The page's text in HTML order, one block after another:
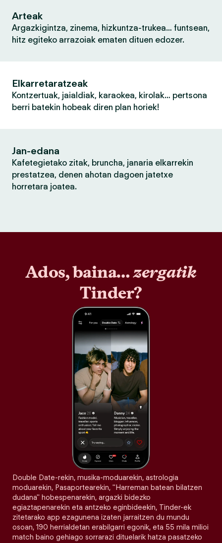
Arteak
Argazkigintza, zinema, hizkuntza-trukea… funtsean,
hitz egiteko arrazoiak ematen dituen edozer.
Elkarretaratzeak
Kontzertuak, jaialdiak, karaokea, kirolak… pertsona
berri batekin hobeak diren plan horiek!
Jan-edana
Kafetegietako zitak, bruncha, janaria elkarrekin
prestatzea, denen ahotan dagoen jatetxe
horretara joatea.
Ados, baina…zergatik
Tinder?
Double Date-rekin, musika-moduarekin, astrologia
moduarekin, Pasaportearekin, "Harreman batean bilatzen
dudana" hobespenarekin, argazki bidezko
egiaztapenarekin eta antzeko eginbideekin, Tinder-ek
zitetarako app ezagunena izaten jarraitzen du mundu
osoan, 190 herrialdetan erabilgarri egonik, eta 55 mila milioi
match baino gehiago sorrarazi dituelarik hatza pasatzeko